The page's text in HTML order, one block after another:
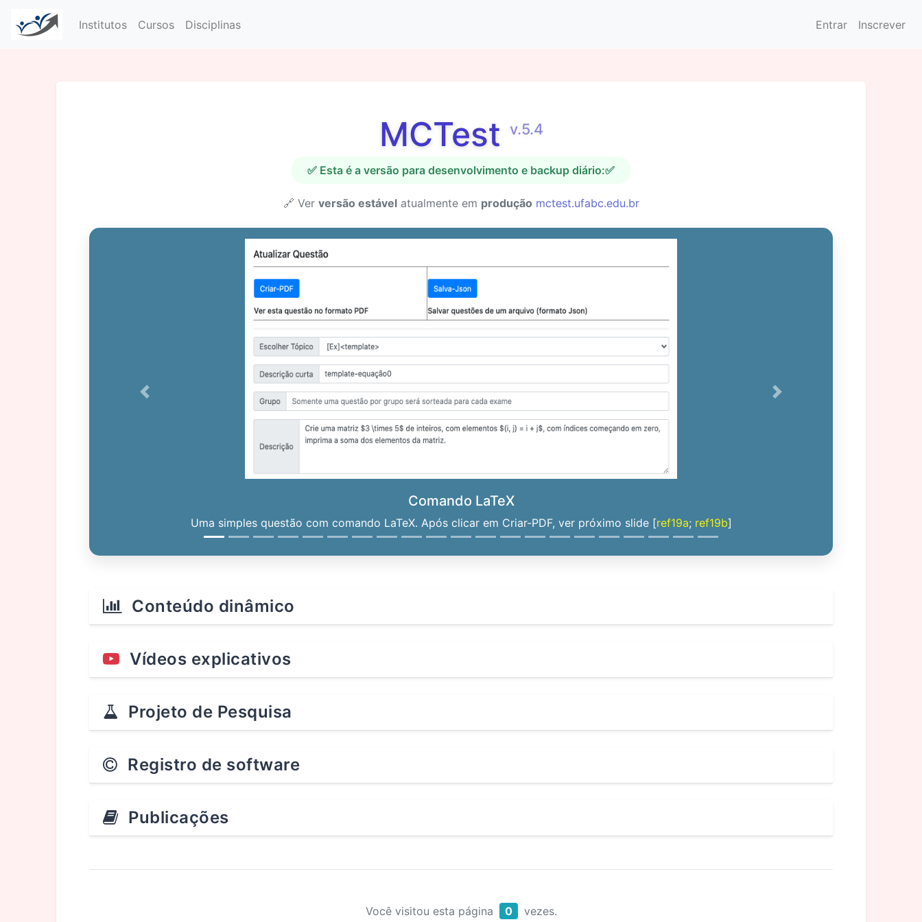
Institutos Cursos Disciplinas Entrar Inscrever
MCTest v.5.4
✅ Esta é a versão para desenvolvimento e backup diário:✅
🔗 Ver versão estávelatualmente em produção mctest.ufabc.edu.br
Comando LaTeX
Uma simples questão com comando LaTeX. Após clicar em Criar-PDF, ver próximo slide [ref19a; ref19b]
Previous Next
Conteúdo dinâmico
Vídeos explicativos
Projeto de Pesquisa
Registro de software
Publicações
Você visitou esta página 0 vezes.